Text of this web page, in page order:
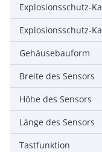
Gehäusebauform
Breite des Sensors
Höhe des Sensors
Länge des Sensors
Tastfunktion